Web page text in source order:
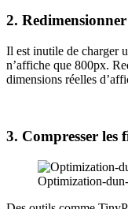
2.
Il est inutile de charger
n’affiche que 800px.
dimensions réelles
3. Compresser les
Optimization-